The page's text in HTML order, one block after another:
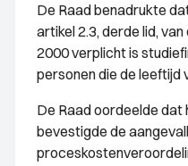
De Raad benadrukte
artikel 2.3, derde lid,
2000 verplicht is
personen die de leeftijd
De Raad oordeelde
bevestigde de